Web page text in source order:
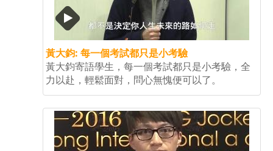
黃大鈞: 每一個考試都只是小考驗
黃大鈞寄語學生，每一個考試都只是小考驗，全
力以赴，輕鬆面對，問心無愧便可以了。